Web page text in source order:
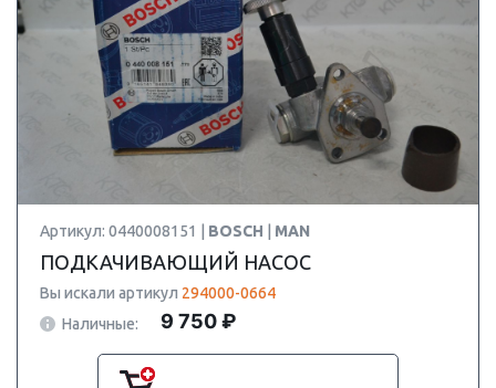
Артикул: 0440008151 | BOSCH MAN
ПОДКАЧИВАЮЩИЙ НАСОС
Вы искали артикул 294000-0664
Наличные:
9 750 ₽